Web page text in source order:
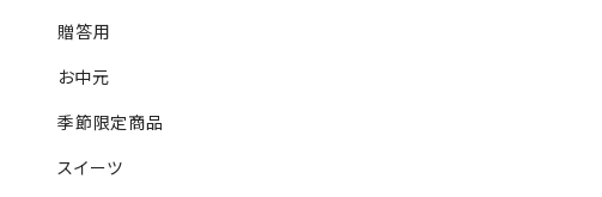
贈答用
お中元
季節限定商品
スイーツ